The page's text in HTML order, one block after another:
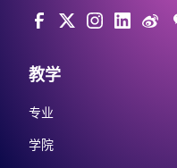
教学
专业
学院